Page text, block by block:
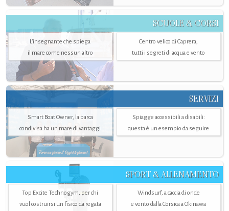
SCUOLE & CORSI
L'insegnante che spiega
il mare come nessun altro
Centro velico di Caprera,
tutti i segreti di acqua e vento
SERVIZI
Smart Boat Owner, la barca
condivisa ha un mare di vantaggi
Spiagge accessibili a disabili:
questa è un esempio da seguire
SPORT & ALLENAMENTO
Top Excite Technogym, per chi
vuol costruirsi un fisico da regata
Windsurf, a caccia di onde
e vento dalla Corsica a Okinawa